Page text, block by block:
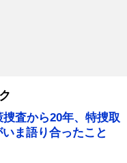
査から20年、特捜取
ま語り合ったこと